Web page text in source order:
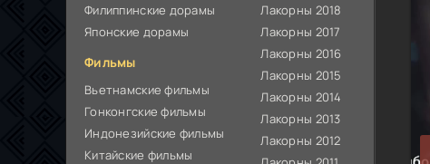
Филиппинские дорамы
Японские дорамы
Фильмы
Вьетнамские фильмы
Гонконгские фильмы
Индонезийские фильмы
Китайские фильмы
Лакорны 2018
Лакорны 2017
Лакорны 2016
Лакорны 2015
Лакорны 2014
Лакорны 2013
Лакорны 2012